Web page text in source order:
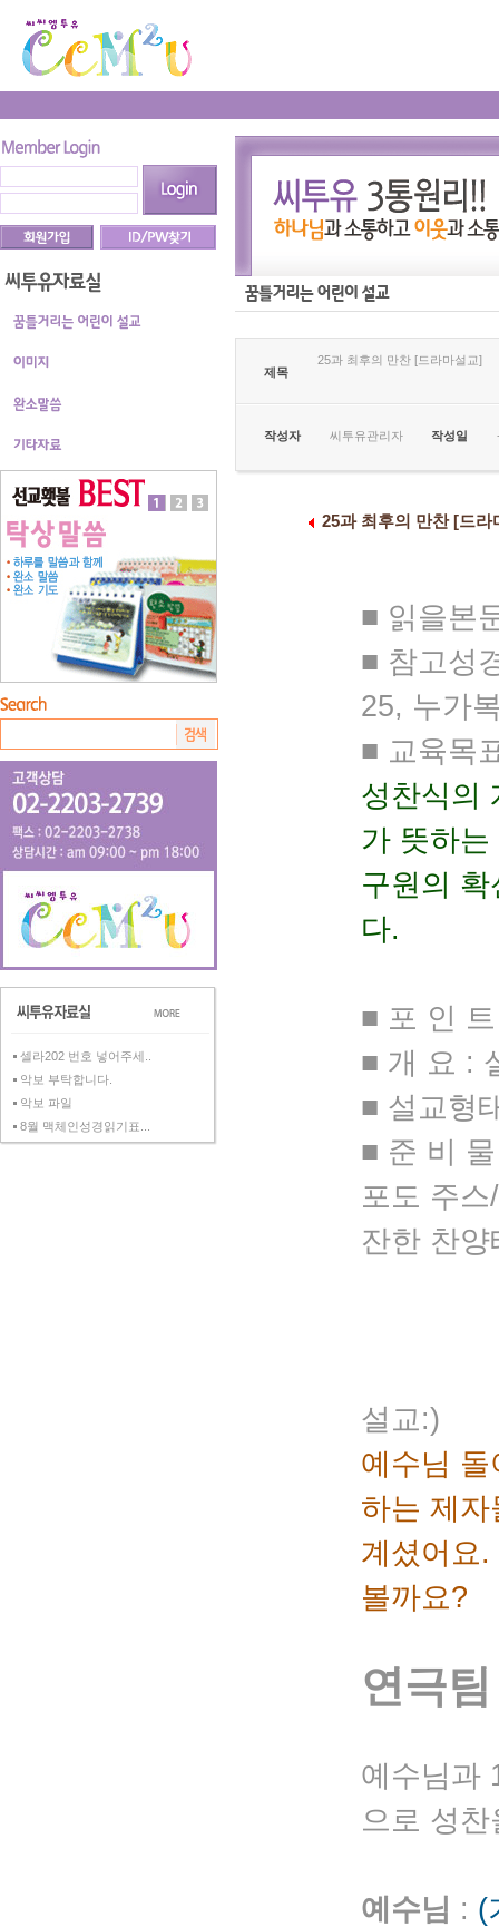
셀라202 번호 넣어주세..
악보 부탁합니다.
악보 파일
8월 맥체인성경읽기표...
제목
25과 최후의 만찬 [드라마설교]
작성자 씨투유관리자 작성일
25과 최후의 만찬 [드라
■ 읽을본
■ 참고성
25, 누가
■ 교육목
성찬식의
가 뜻하
구원의
다.
■ 포 인
■ 개 요 :
■ 설교형
■ 준 비 물
포도 주
잔한 찬
설교:)
예수님
하는 제
계셨어요
볼까요?
연극
예수님과
으로 성
예수님 : (